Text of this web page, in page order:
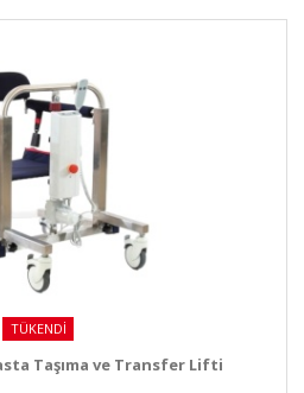
TÜKENDI
Taşıma ve Transfer Lifti